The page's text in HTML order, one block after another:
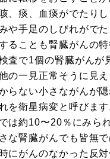
、痰、血痰がでたり
や手足のしびれがでた
ることも腎臓がんの特
査で1個の腎臓がんが
の一見正常そうに見
らない小さながんが
を衛星病変と呼びま
は約10〜20％にみら
な腎臓がんでも皆無で
にがんのなかった反